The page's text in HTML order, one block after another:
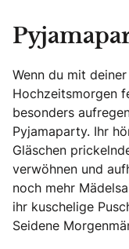
Wenn du mit
Hochzeitsmorgen
besonders
Pyjamaparty. Ihr
Gläschen
verwöhnen und
noch mehr
ihr kuschelige
Seidene